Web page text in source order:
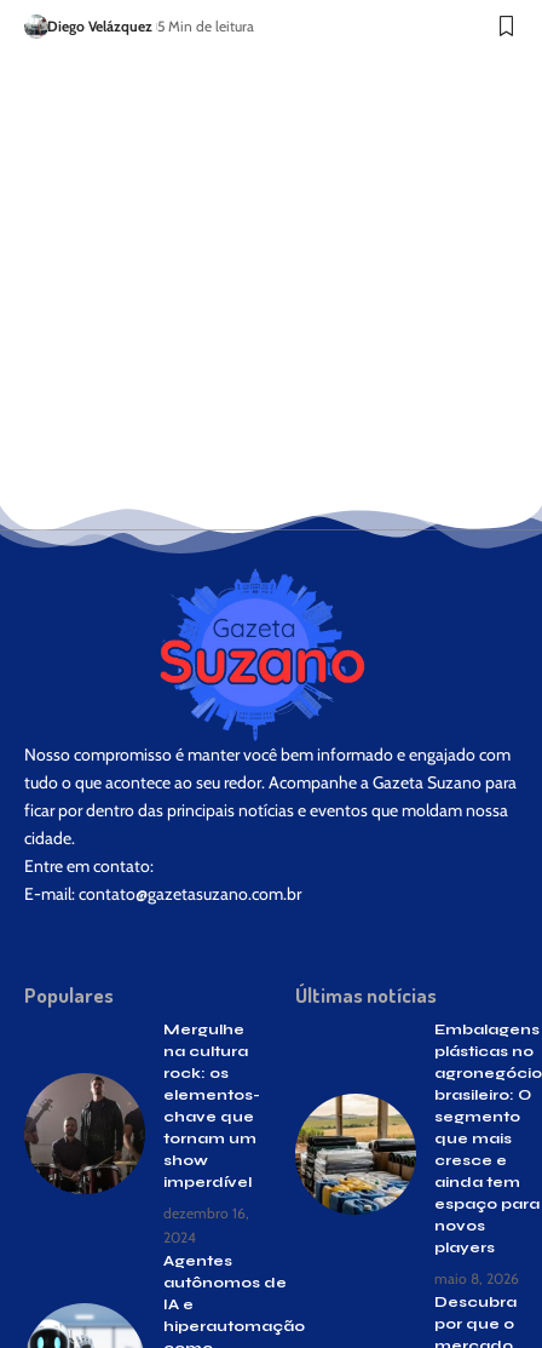
Diego Velázquez 5 Min de leitura
Nosso compromisso é manter você bem informado e engajado com
tudo o que acontece ao seu redor. Acompanhe a Gazeta Suzano para
ficar por dentro das principais notícias e eventos que moldam nossa
cidade.
Entre em contato:
E-mail:contato@gazetasuzano.com.br
Populares
Mergulhe
na cultura
rock: os
elementos-
chave que
tornam um
show
imperdível
dezembro 16,
2024
Agentes
autônomos de
IA e
hiperautomação
Últimas notícias
Embalagens
plásticas no
agronegócio
brasileiro: O
segmento
que mais
cresce e
ainda tem
espaço para
novos
players
maio 8, 2026
Descubra
por que o